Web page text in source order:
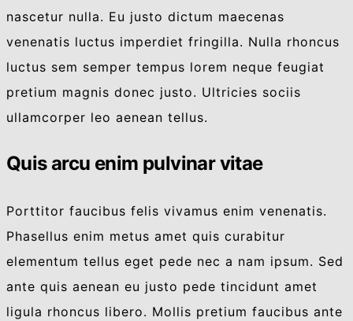
nascetur nulla. Eu justo dictum maecenas
venenatis luctus imperdiet fringilla. Nulla rhoncus
luctus sem semper tempus lorem neque feugiat
pretium magnis donec justo. Ultricies sociis
ullamcorper leo aenean tellus.
Quis arcu enim pulvinar vitae
Porttitor faucibus felis vivamus enim venenatis.
Phasellus enim metus amet quis curabitur
elementum tellus eget pede nec a nam ipsum. Sed
ante quis aenean eu justo pede tincidunt amet
ligula rhoncus libero. Mollis pretium faucibus ante